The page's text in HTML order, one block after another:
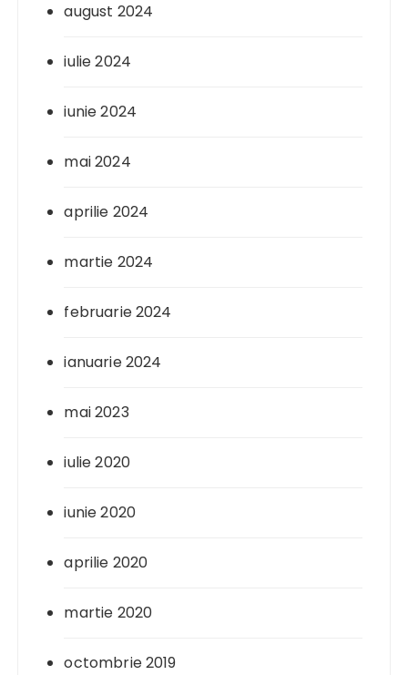
august 2024
iulie 2024
iunie 2024
mai 2024
aprilie 2024
martie 2024
februarie 2024
ianuarie 2024
mai 2023
iulie 2020
iunie 2020
aprilie 2020
martie 2020
octombrie 2019